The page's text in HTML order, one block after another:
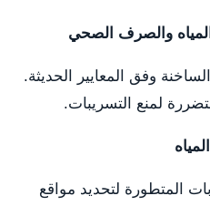
والصرف الصحي
وفق المعايير الحديثة.
لمنع التسريبات.
المتطورة لتحديد مواقع